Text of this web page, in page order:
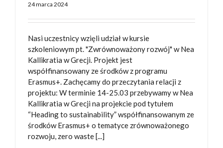
24 marca 2024
Nasi uczestnicy wzięli udział w kursie
szkoleniowym pt. "Zwrównoważony rozwój" w Nea
Kallikratia w Grecji. Projekt jest
współfinansowany ze środków z programu
Erasmus+. Zachęcamy do przeczytania relacji z
projektu: W terminie 14-25.03 przebywamy w Nea
Kallikratia w Grecji na projekcie pod tytułem
“Heading to sustainability” współfinansowanym ze
środków Erasmus+ o tematyce zrównoważonego
rozwoju, zero waste [...]